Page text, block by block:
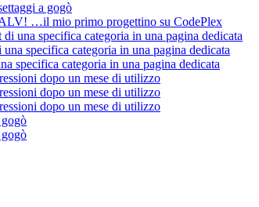
a gogò
…il mio primo progettino su CodePlex
una specifica categoria in una pagina dedicata
specifica categoria in una pagina dedicata
specifica categoria in una pagina dedicata
dopo un mese di utilizzo
dopo un mese di utilizzo
dopo un mese di utilizzo